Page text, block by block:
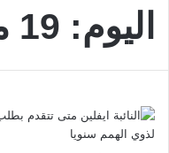
اليوم: 19 مارس، 2025